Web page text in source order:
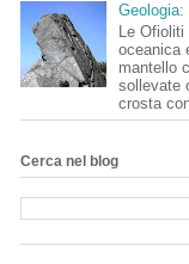
Geologia:
Le
oceanica
mantello
sollevate
crosta
Cerca nel blog